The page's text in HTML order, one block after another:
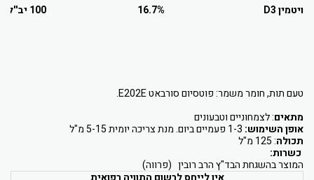
ויטמיןD3
16.7% 100 יב''ל
טעם תות, חומר משמר: פוטסיום סורבאט E202E.
מתאים: לצמחוניים וטבעונים
אופן השימוש:
תכולה: 125 מ"ל
כשרות:
המוצר בהשגחת הבד"ץ הרב רובין (פרווה)